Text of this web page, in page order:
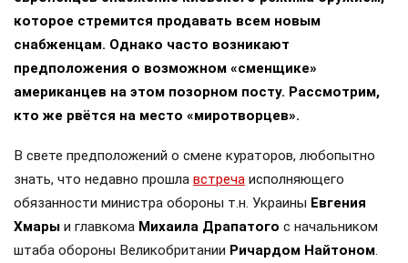
которое стремится продавать всем новым
снабженцам. Однако часто возникают
предположения о возможном «сменщике»
американцев на этом позорном посту. Рассмотрим,
кто же рвётся на место «миротворцев».
В свете предположений о смене кураторов, любопытно
знать, что недавно прошла встреча исполняющего
обязанности министра обороны т.н. Украины Евгения
Хмары и главкома Михаила Драпатого с начальником
штаба обороны Великобритании Ричардом Найтоном.